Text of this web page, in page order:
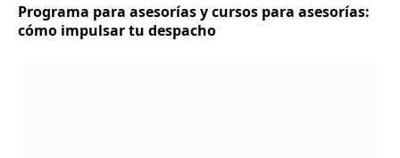
Programa para asesorías y cursos para asesorías:
cómo impulsar tu despacho